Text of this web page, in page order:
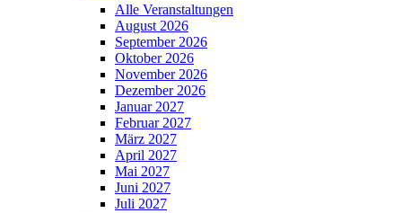
Alle Veranstaltungen
August 2026
September 2026
Oktober 2026
November 2026
Dezember 2026
Januar 2027
Februar 2027
März 2027
April 2027
Mai 2027
Juni 2027
Juli 2027